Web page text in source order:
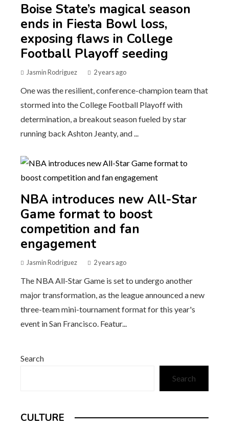
Boise State’s magical season
ends in Fiesta Bowl loss,
exposing flaws in College
Football Playoff seeding
Jasmin Rodriguez 2 years ago
One was the resilient, conference-champion team that
stormed into the College Football Playoff with
determination, a breakout season fueled by star
running back Ashton Jeanty, and ...
NBA introduces new All-Star
Game format to boost
competition and fan
engagement
Jasmin Rodriguez 2 years ago
The NBA All-Star Game is set to undergo another
major transformation, as the league announced a new
three-team mini-tournament format for this year's
event in San Francisco. Featur...
Search
Search
CULTURE